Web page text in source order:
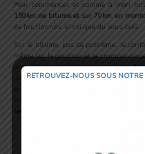
Pour commencer et comme à mon
150km de bitume et sur 70km en
de fractionnés, ainsi que du sous-bois.
Sur le bitume, pas de problème, le
même sur le goudron et le
les surfaces mouillées et enneigées.
de prédilection de ce modèle, car pour
RETROUVEZ-NOUS SOUS